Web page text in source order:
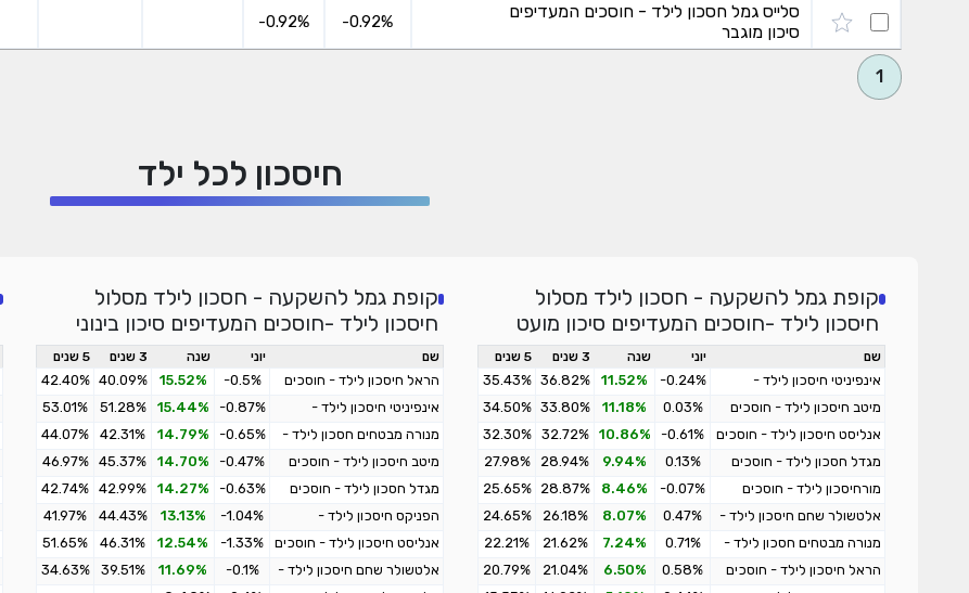
סלייס גמל חסכון לילד - חוסכים המעדיפים
סיכון מוגבר
-0.92%
-0.92%
1
חיסכון לכל ילד
קופת גמל להשקעה - חסכון לילד מסלול
חיסכון לילד -חוסכים המעדיפים סיכון מועט
שם יוני שנה 3 שנים 5 שנים
אינפיניטי חיסכון לילד -
-0.24%
11.52%
36.82%
35.43%
מיטב חיסכון לילד - חוסכים
0.03%
11.18%
33.80%
34.50%
אנליסט חיסכון לילד - חוסכים
-0.61%
10.86%
32.72%
32.30%
מגדל חסכון לילד - חוסכים
0.13%
9.94%
28.94%
27.98%
מורחיסכון לילד - חוסכים
-0.07%
8.46%
28.87%
25.65%
אלטשולר שחם חיסכון לילד -
0.47%
8.07%
26.18%
24.65%
מנורה מבטחים חסכון לילד -
0.71%
7.24%
21.62%
22.21%
הראל חיסכון לילד - חוסכים
0.58%
6.50%
21.04%
20.79%
קופת גמל להשקעה - חסכון לילד מסלול
חיסכון לילד -חוסכים המעדיפים סיכון בינוני
שם יוני שנה 3 שנים 5 שנים
הראל חיסכון לילד - חוסכים
-0.5%
15.52%
40.09%
42.40%
אינפיניטי חיסכון לילד -
-0.87%
15.44%
51.28%
53.01%
מנורה מבטחים חסכון לילד -
-0.65%
14.79%
42.31%
44.07%
מיטב חיסכון לילד - חוסכים
-0.47%
14.70%
45.37%
46.97%
מגדל חסכון לילד - חוסכים
-0.63%
14.27%
42.99%
42.74%
הפניקס חיסכון לילד -
-1.04%
13.13%
44.43%
41.97%
אנליסט חיסכון לילד - חוסכים
-1.33%
12.54%
46.31%
51.65%
אלטשולר שחם חיסכון לילד -
-0.1%
11.69%
39.51%
34.63%